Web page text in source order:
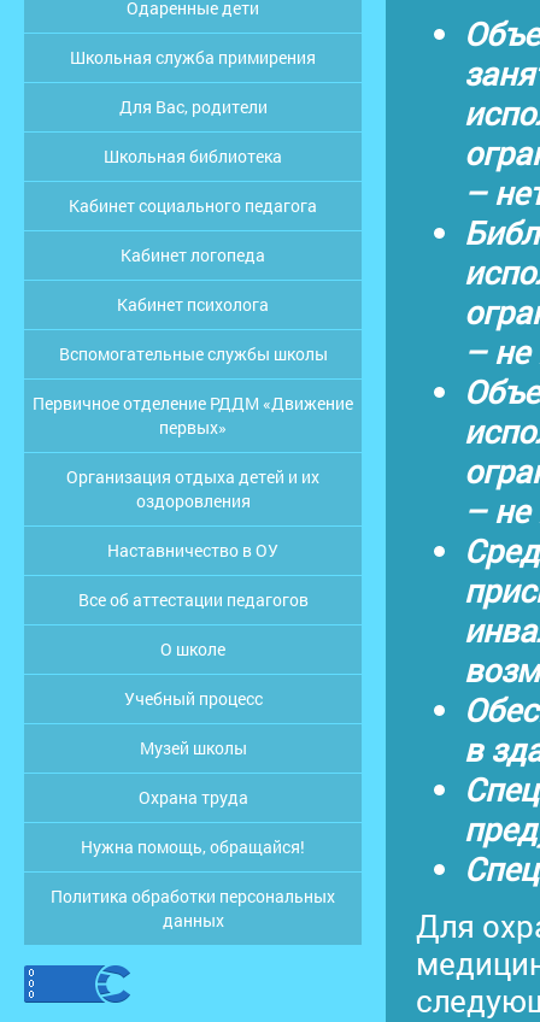
Одаренные дети
Школьная служба примирения
Для Вас, родители
Школьная библиотека
Кабинет социального педагога
Кабинет логопеда
Кабинет психолога
Вспомогательные службы школы
Первичное отделение РДДМ «Движение
первых»
Организация отдыха детей и их
оздоровления
Наставничество в ОУ
Все об аттестации педагогов
О школе
Учебный процесс
Музей школы
Охрана труда
Нужна помощь, обращайся!
Политика обработки персональных
данных
–
–
–
в
Для